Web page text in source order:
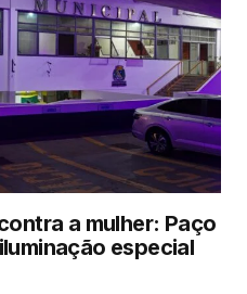
a mulher: Paço
especial